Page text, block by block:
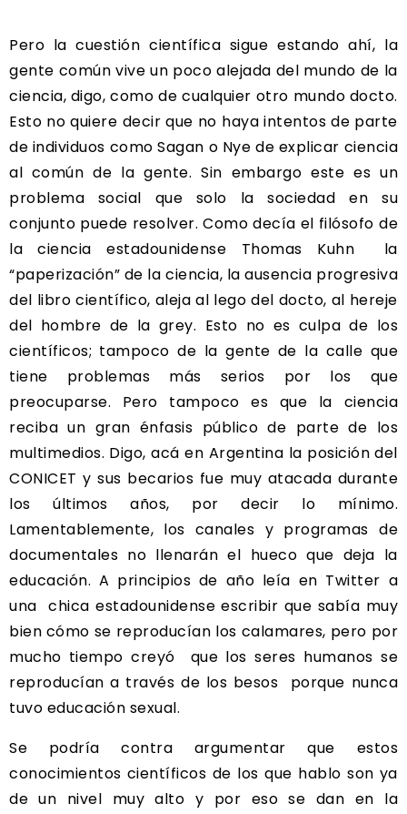
Pero la cuestión científica sigue estando ahí, la
gente común vive un poco alejada del mundo de la
ciencia, digo, como de cualquier otro mundo docto.
Esto no quiere decir que no haya intentos de parte
de individuos como Sagan o Nye de explicar ciencia
al común de la gente. Sin embargo este es un
problema social que solo la sociedad en su
conjunto puede resolver. Como decía el filósofo de
la ciencia estadounidense Thomas Kuhn la
“paperización” de la ciencia, la ausencia progresiva
del libro científico, aleja al lego del docto, al hereje
del hombre de la grey. Esto no es culpa de los
científicos; tampoco de la gente de la calle que
tiene problemas más serios por los que
preocuparse. Pero tampoco es que la ciencia
reciba un gran énfasis público de parte de los
multimedios. Digo, acá en Argentina la posición del
CONICET y sus becarios fue muy atacada durante
los últimos años, por decir lo mínimo.
Lamentablemente, los canales y programas de
documentales no llenarán el hueco que deja la
educación. A principios de año leía en Twitter a
una chica estadounidense escribir que sabía muy
bien cómo se reproducían los calamares, pero por
mucho tiempo creyó que los seres humanos se
reproducían a través de los besos porque nunca
tuvo educación sexual.
Se podría contra argumentar que estos
conocimientos científicos de los que hablo son ya
de un nivel muy alto y por eso se dan en la